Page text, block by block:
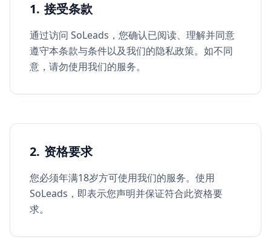
1. 接受条款
通过访问 SoLeads，您确认已阅读、理解并同意
遵守本条款与条件以及我们的隐私政策。如不同
意，请勿使用我们的服务。
2. 资格要求
您必须年满18岁方可使用我们的服务。使用
SoLeads，即表示您声明并保证符合此资格要
求。